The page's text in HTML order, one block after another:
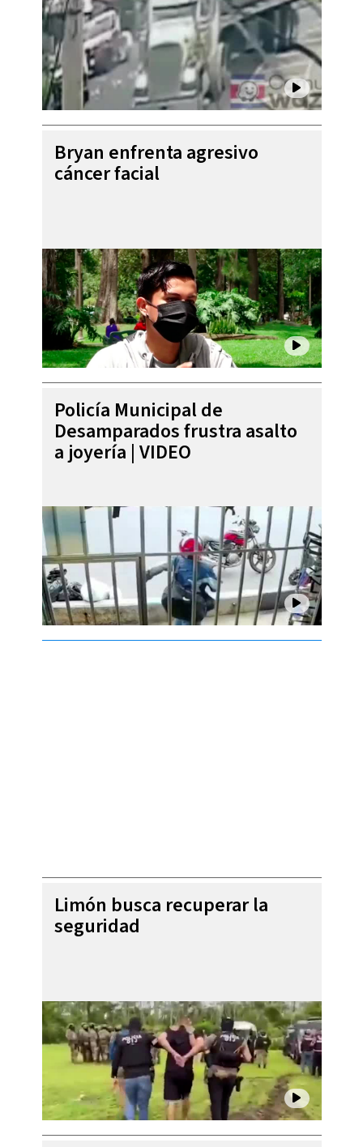
Bryan enfrenta agresivo
cáncer facial
Policía Municipal de
Desamparados frustra asalto
a joyería | VIDEO
Limón busca recuperar la
seguridad